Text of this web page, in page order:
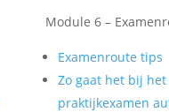
Module 6 –
Examenroute tips
Zo gaat het bij het
praktijkexamen